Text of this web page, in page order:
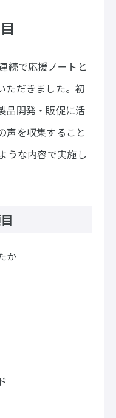
続で応援ノートと
ただきました。初
品開発・販促に活
声を収集すること
うな内容で実施し
か